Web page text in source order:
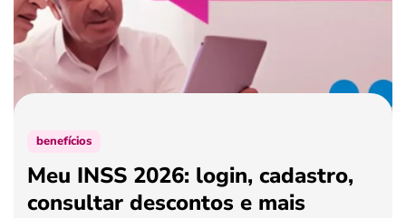
ferramentas
benefícios
Meu INSS 2026: login, cadastro,
consultar descontos e mais